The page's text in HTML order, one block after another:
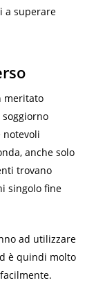
a superare
meritato
soggiorno
anche solo
trovano
singolo fine
ad utilizzare
è quindi molto